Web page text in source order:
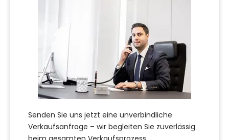
Senden Sie uns jetzt eine unverbindliche
Verkaufsanfrage – wir begleiten Sie zuverlässig